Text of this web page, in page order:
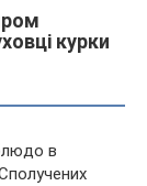
курки
в